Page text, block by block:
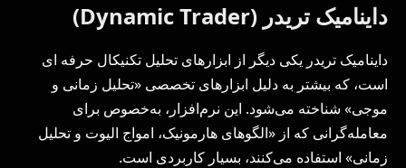
داینامیک تریدر (Dynamic Trader)
داینامیک تریدر یکی دیگر از ابزارهای تحلیل تکنیکال حرفه ای
است، که بیشتر به دلیل ابزارهای تخصصی «تحلیل زمانی و
موجی» شناخته می‌شود. این نرم‌افزار، به‌خصوص برای
معامله‌گرانی که از «الگوهای هارمونیک، امواج الیوت و تحلیل
زمانی» استفاده می‌کنند، بسیار کاربردی است.